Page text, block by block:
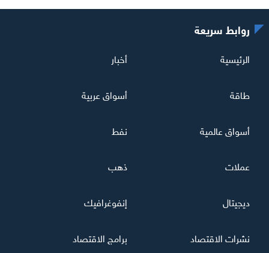
روابط سريعة
الرئيسية أخبار
طاقة أسواق عربية
أسواق عالمية نفط
عملات ذهب
ديجيتال إنفوغرافيك
نشرات الاقتصاد برامج الاقتصاد